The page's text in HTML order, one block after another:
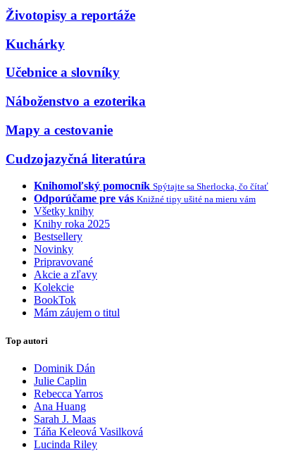
Životopisy a reportáže
Kuchárky
Učebnice a slovníky
Náboženstvo a ezoterika
Mapy a cestovanie
Cudzojazyčná literatúra
Knihomoľský pomocník Spýtajte sa Sherlocka, čo čítať
Odporúčame pre vás Knižné tipy ušité na mieru vám
Všetky knihy
Knihy roka 2025
Bestsellery
Novinky
Pripravované
Akcie a zľavy
Kolekcie
BookTok
Mám záujem o titul
Top autori
Dominik Dán
Julie Caplin
Rebecca Yarros
Ana Huang
Sarah J. Maas
Táňa Keleová Vasilková
Lucinda Riley